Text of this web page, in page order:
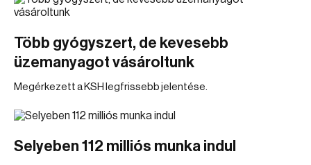
Több gyógyszert, de kevesebb
üzemanyagot vásároltunk
Megérkezett a KSH legfrissebb jelentése.
Selyeben 112 milliós munka indul